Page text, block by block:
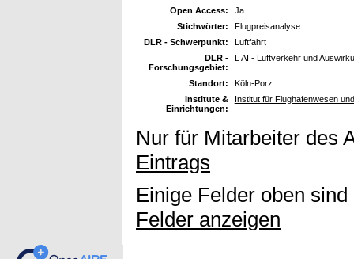
Open Access:
Ja
Stichwörter:
Flugpreisanalyse
DLR - Schwerpunkt:
Luftfahrt
DLR -
Forschungsgebiet:
L AI - Luftverkehr und
Standort:
Köln-Porz
Institute &
Einrichtungen:
Institut für Flughafenwesen
Nur für Mitarbeiter des
Eintrags
Einige Felder oben
Felder anzeigen